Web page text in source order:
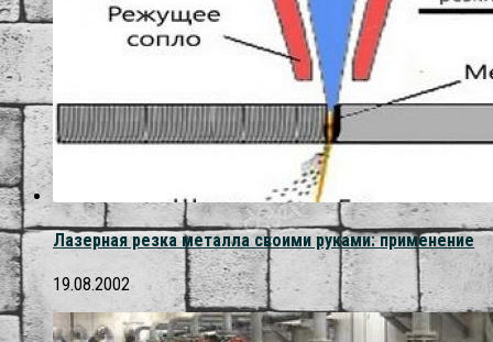
Лазерная резка металла своими руками: применение
19.08.2002